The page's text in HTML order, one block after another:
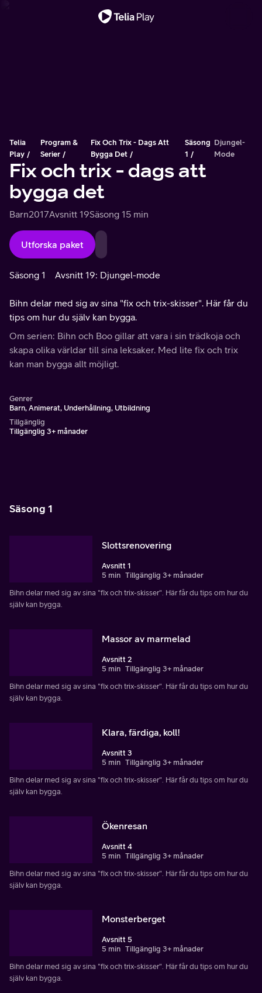
Telia
Play
Program &
Serier
Fix Och Trix - Dags Att
Bygga Det
Säsong
1
Djungel-
Mode
Fix och trix - dags att
bygga det
Barn2017Avsnitt 19Säsong 15 min
Utforska paket
Säsong 1 Avsnitt 19: Djungel-mode
Bihn delar med sig av sina "fix och trix-skisser". Här får du
tips om hur du själv kan bygga.
Om serien: Bihn och Boo gillar att vara i sin trädkoja och
skapa olika världar till sina leksaker. Med lite fix och trix
kan man bygga allt möjligt.
Genrer
Barn, Animerat, Underhållning, Utbildning
Tillgänglig
Tillgänglig 3+ månader
Säsong 1
Slottsrenovering
Avsnitt 1
5 min Tillgänglig 3+ månader
Bihn delar med sig av sina "fix och trix-skisser". Här får du tips om hur du
själv kan bygga.
Massor av marmelad
Avsnitt 2
5 min Tillgänglig 3+ månader
Bihn delar med sig av sina "fix och trix-skisser". Här får du tips om hur du
själv kan bygga.
Klara, färdiga, koll!
Avsnitt 3
5 min Tillgänglig 3+ månader
Bihn delar med sig av sina "fix och trix-skisser". Här får du tips om hur du
själv kan bygga.
Ökenresan
Avsnitt 4
5 min Tillgänglig 3+ månader
Bihn delar med sig av sina "fix och trix-skisser". Här får du tips om hur du
själv kan bygga.
Monsterberget
Avsnitt 5
5 min Tillgänglig 3+ månader
Bihn delar med sig av sina "fix och trix-skisser". Här får du tips om hur du
själv kan bygga.